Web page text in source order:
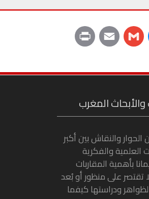
M
s
s
e
n
g
e
G
a
i
l
E
a
i
l
i
t
المغرب
والنقاش بين أكبر
والفكرية
بأهمية المقاربات
تقتصر على منظور أو بُعد
ودراستها كيفما